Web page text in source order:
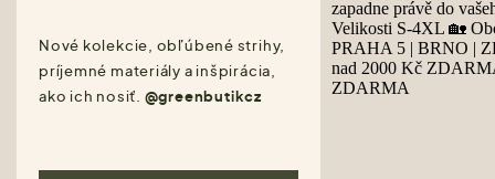
Nové kolekcie, obľúbené strihy,
príjemné materiály a inšpirácia,
ako ich nosiť. @greenbutikcz